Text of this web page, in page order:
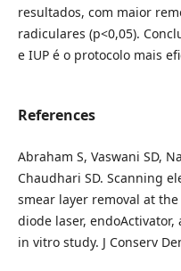
resultados, com maior
radiculares (p<0,05).
e IUP é o protocolo mais
References
Abraham S, Vaswani SD,
Chaudhari SD. Scanning
smear layer removal at
diode laser,
in vitro study. J Conserv